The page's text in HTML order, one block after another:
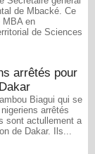
de Mbacké. Ce
MBA en
de Sciences
arrêtés pour
Biagui qui se
arrêtés
sont actullement a
de Dakar. Ils...